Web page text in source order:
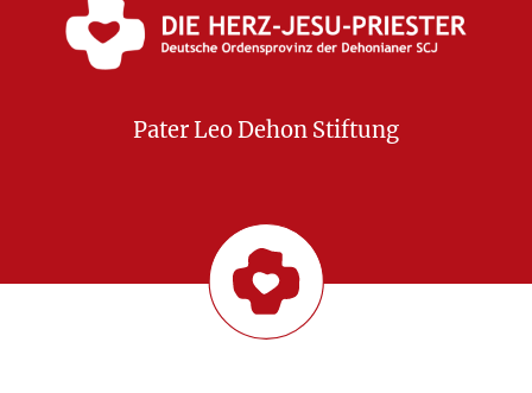
Pater Leo Dehon Stiftung